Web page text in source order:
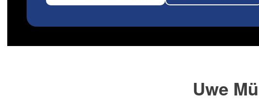
Uwe